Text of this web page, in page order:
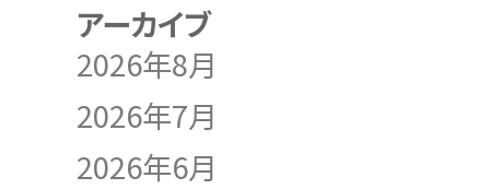
アーカイブ
2026年8月
2026年7月
2026年6月